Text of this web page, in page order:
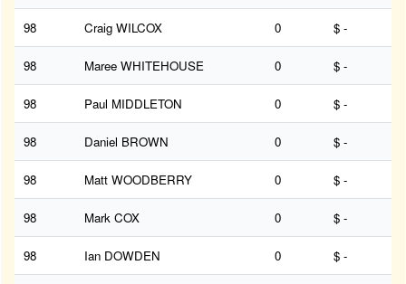
98 Craig WILCOX 0 $ -
98 Maree WHITEHOUSE 0 $ -
98 Paul MIDDLETON 0 $ -
98 Daniel BROWN 0 $ -
98 Matt WOODBERRY 0 $ -
98 Mark COX 0 $ -
98 Ian DOWDEN 0 $ -